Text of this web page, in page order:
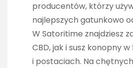
producentów, którzy
najlepszych gatunkowo
W Satoritime znajdziesz
CBD, jak i susz konopny
i postaciach. Na